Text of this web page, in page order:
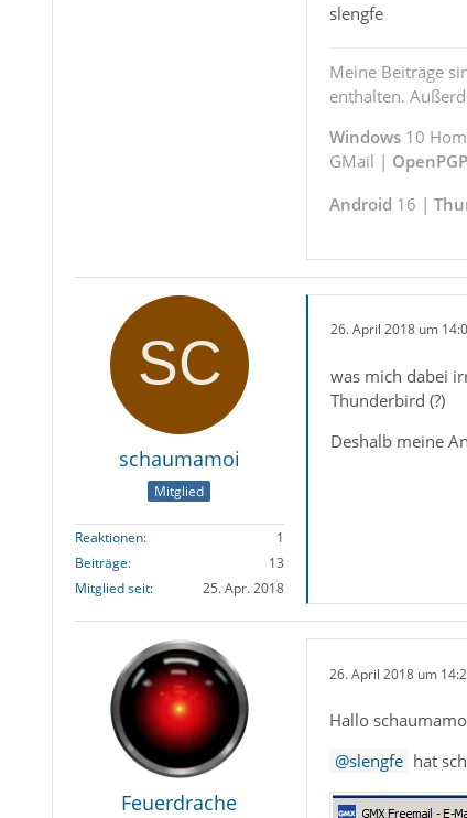
slengfe
Meine Beiträge
enthalten.
Windows10
GMail | OpenPGP
Android 16 |
schaumamoi
Mitglied
Reaktionen
1
Beiträge
13
Mitglied seit
25. Apr. 2018
26. April 2018 um
was mich dabei
Thunderbird (?)
Deshalb meine
Feuerdrache
26. April 2018 um
Hallo
slengfe hat